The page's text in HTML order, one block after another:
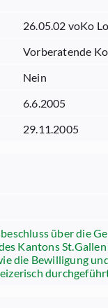
26.05.02 voKo
Vorberatende
Nein
6.6.2005
29.11.2005
über die
Kantons
die Bewilligung